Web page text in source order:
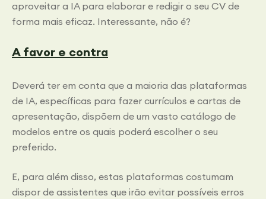
aproveitar a IA para elaborar e redigir o seu CV de
forma mais eficaz. Interessante, não é?
A favor e contra
Deverá ter em conta que a maioria das plataformas
de IA, específicas para fazer currículos e cartas de
apresentação, dispõem de um vasto catálogo de
modelos entre os quais poderá escolher o seu
preferido.
E, para além disso, estas plataformas costumam
dispor de assistentes que irão evitar possíveis erros